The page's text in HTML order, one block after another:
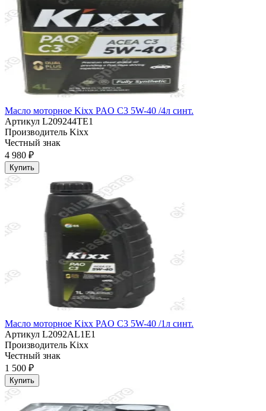
Масло моторное Kixx PAO C3 5W-40 /4л синт.
Артикул L209244TE1
Производитель Kixx
Честный знак
4 980 ₽
Купить
Масло моторное Kixx PAO C3 5W-40 /1л синт.
Артикул L2092AL1E1
Производитель Kixx
Честный знак
1 500 ₽
Купить